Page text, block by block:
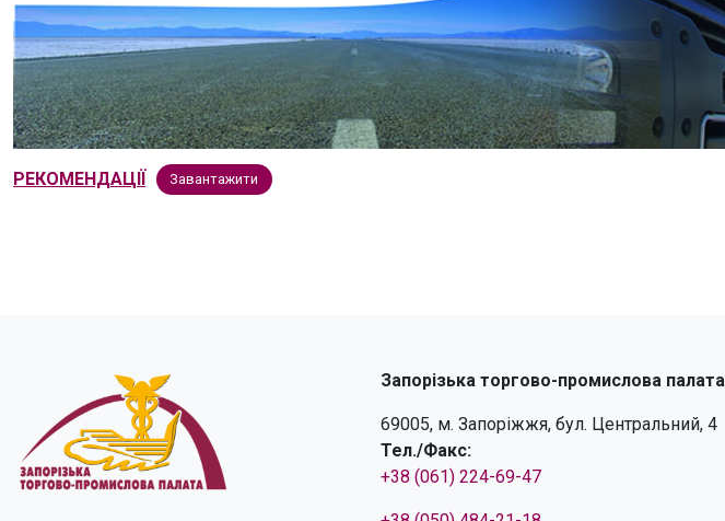
РЕКОМЕНДАЦІЇ Завантажити
Запорізька торгово-промислова палата
69005, м. Запоріжжя, бул. Центральний, 4
Тел./Факс:
+38 (061) 224-69-47